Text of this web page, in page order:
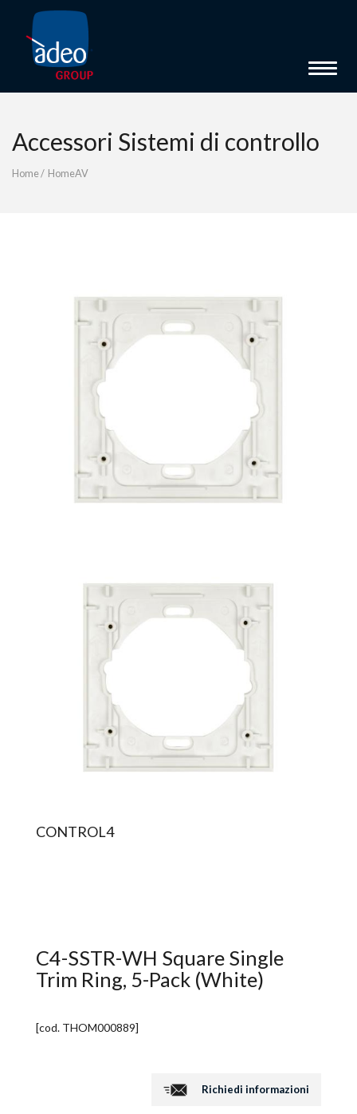
Toggle
Accessori Sistemi di controllo
Home/ HomeAV
CONTROL4
C4-SSTR-WH Square Single
Trim Ring, 5-Pack (White)
[cod. THOM000889]
Richiedi informazioni